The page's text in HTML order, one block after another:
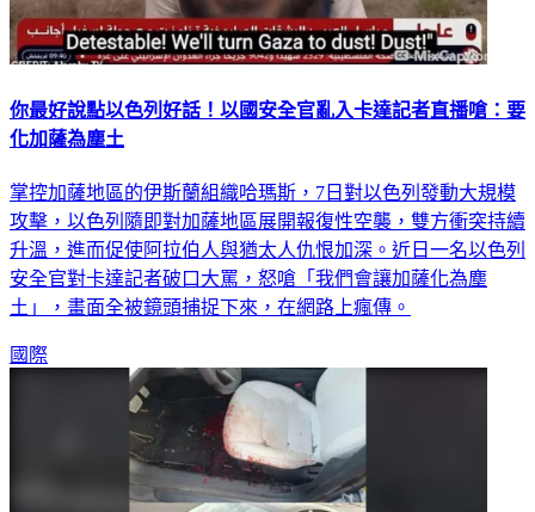
你最好說點以色列好話！以國安全官亂入卡達記者直播嗆：要
化加薩為塵土
掌控加薩地區的伊斯蘭組織哈瑪斯，7日對以色列發動大規模
攻擊，以色列隨即對加薩地區展開報復性空襲，雙方衝突持續
升溫，進而促使阿拉伯人與猶太人仇恨加深。近日一名以色列
安全官對卡達記者破口大罵，怒嗆「我們會讓加薩化為塵
土」，畫面全被鏡頭捕捉下來，在網路上瘋傳。
國際